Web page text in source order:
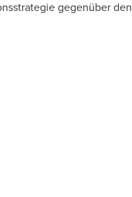
gegenüber den